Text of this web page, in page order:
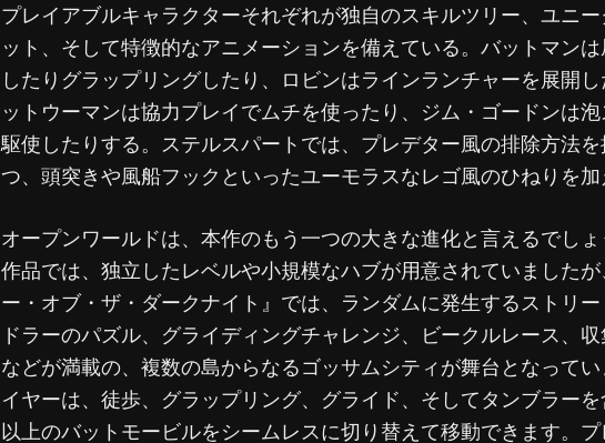
プレイアブルキャラクターそれぞれが独自のスキルツリー、ユニ
ット、そして特徴的なアニメーションを備えている。バットマン
したりグラップリングしたり、ロビンはラインランチャーを展開
ットウーマンは協力プレイでムチを使ったり、ジム・ゴードンは
駆使したりする。ステルスパートでは、プレデター風の排除方法
つ、頭突きや風船フックといったユーモラスなレゴ風のひねりを
オープンワールドは、本作のもう一つの大きな進化と言えるでし
作品では、独立したレベルや小規模なハブが用意されていました
ー・オブ・ザ・ダークナイト』では、ランダムに発生するストリ
ドラーのパズル、グライディングチャレンジ、ビークルレース、
などが満載の、複数の島からなるゴッサムシティが舞台となって
イヤーは、徒歩、グラップリング、グライド、そしてタンブラー
以上のバットモービルをシームレスに切り替えて移動できます。